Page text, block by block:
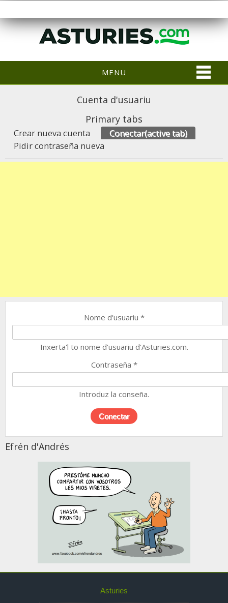
MENU
Cuenta d'usuariu
Primary tabs
Crear nueva cuenta Conectar(active tab)
Pidir contraseña nueva
Nome d'usuariu *
Inxerta'l to nome d'usuariu d'Asturies.com.
Contraseña *
Introduz la conseña.
Efrén d'Andrés
Asturies